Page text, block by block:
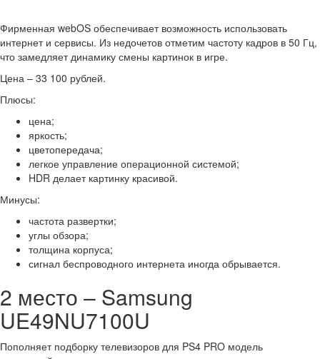
Фирменная webOS обеспечивает возможность использовать
интернет и сервисы. Из недочетов отметим частоту кадров в 50 Гц,
что замедляет динамику смены картинок в игре.
Цена – 33 100 рублей.
Плюсы:
цена;
яркость;
цветопередача;
легкое управление операционной системой;
HDR делает картинку красивой.
Минусы:
частота развертки;
углы обзора;
толщина корпуса;
сигнал беспроводного интернета иногда обрывается.
2 место – Samsung
UE49NU7100U
Пополняет подборку телевизоров для PS4 PRO модель